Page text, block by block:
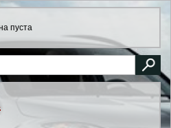
пуста